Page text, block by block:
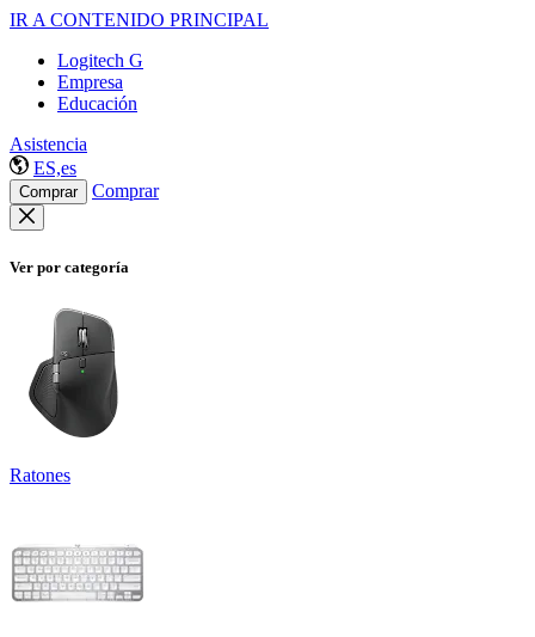
IR A CONTENIDO PRINCIPAL
Logitech G
Empresa
Educación
Asistencia
ES,es
Comprar Comprar
Ver por categoría
Ratones